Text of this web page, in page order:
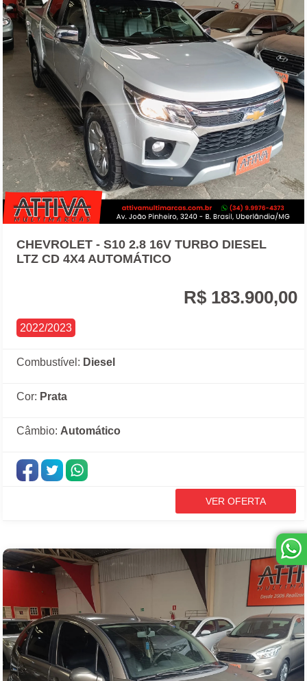
CHEVROLET - S10 2.8 16V TURBO DIESEL
LTZ CD 4X4 AUTOMÁTICO
R$ 183.900,00
2022/2023
Combustível: Diesel
Cor: Prata
Câmbio: Automático